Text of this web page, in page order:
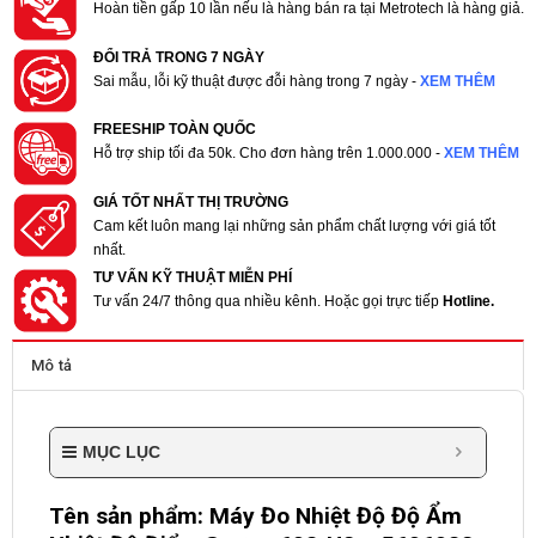
Hoàn tiền gấp 10 lần nếu là hàng bán ra tại Metrotech là hàng giả.
ĐỔI TRẢ TRONG 7 NGÀY
Sai mẫu, lỗi kỹ thuật được đỗi hàng trong 7 ngày - XEM THÊM
FREESHIP TOÀN QUỐC
Hỗ trợ ship tối đa 50k. Cho đơn hàng trên 1.000.000 - XEM THÊM
GIÁ TỐT NHẤT THỊ TRƯỜNG
Cam kết luôn mang lại những sản phẩm chất lượng với giá tốt
nhất.
TƯ VẤN KỸ THUẬT MIỄN PHÍ
Tư vấn 24/7 thông qua nhiều kênh. Hoặc gọi trực tiếp Hotline.
Mô tả
MỤC LỤC
Tên sản phẩm: Máy Đo Nhiệt Độ Độ Ẩm